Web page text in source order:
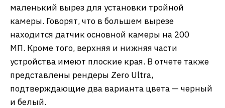
маленький вырез для установки тройной
камеры. Говорят, что в большем вырезе
находится датчик основной камеры на 200
МП. Кроме того, верхняя и нижняя части
устройства имеют плоские края. В отчете также
представлены рендеры Zero Ultra,
подтверждающие два варианта цвета — черный
и белый.